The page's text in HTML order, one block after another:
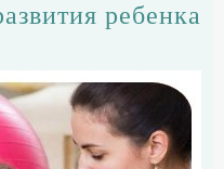
ребенка